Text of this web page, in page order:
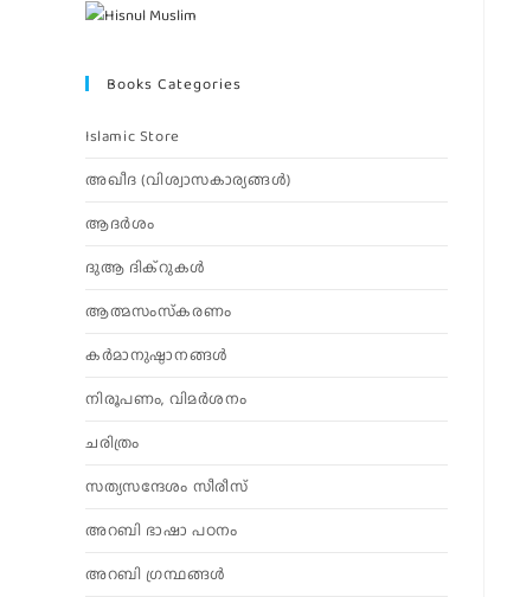
Books Categories
Islamic Store
അഖീദ (വിശ്വാസകാര്യങ്ങള്‍)
ആദര്‍ശം
ദുആ ദിക്റുകൾ
ആത്മസംസ്‌കരണം
കര്‍മാനുഷ്ഠാനങ്ങള്‍
നിരൂപണം, വിമര്‍ശനം
ചരിത്രം
സത്യസന്ദേശം സീരീസ്
അറബി ഭാഷാ പഠനം
അറബി ഗ്രന്ഥങ്ങൾ